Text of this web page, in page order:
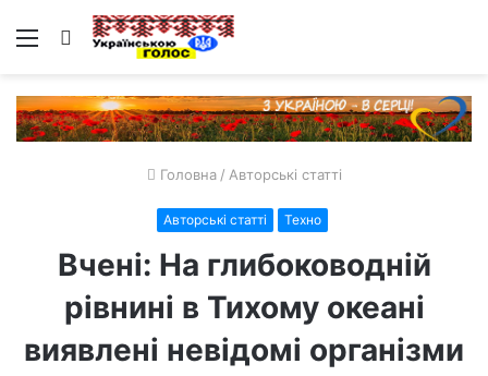
Меню Пошук
Головна / Авторські статті
Авторські статті Техно
Вчені: На глибоководній
рівнині в Тихому океані
виявлені невідомі організми